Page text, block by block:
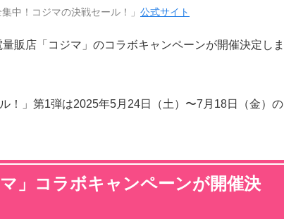
中！コジマの決戦セール！」 公式サイト
量販店「コジマ」のコラボキャンペーンが開催決定しま
！」第1弾は2025年5月24日（土）〜7月18日（金）の
マ」コラボキャンペーンが開催決